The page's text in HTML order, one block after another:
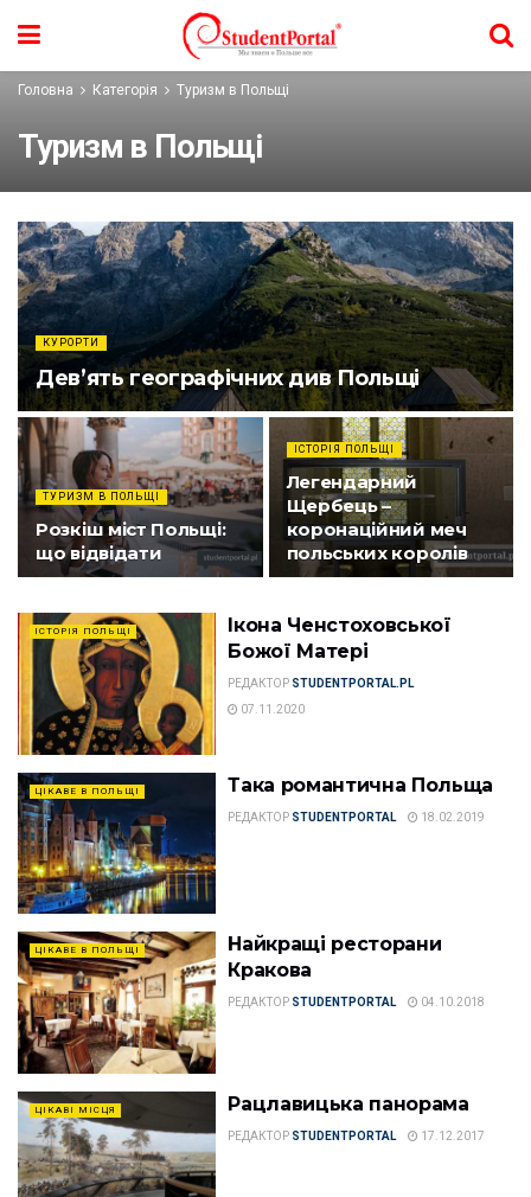
Головна Категорія Туризм в Польщі
Туризм в Польщі
КУРОРТИ
Дев’ять географічних див Польщі
ТУРИЗМ В ПОЛЬЩІ
Розкіш міст Польщі:
що відвідати
ІСТОРІЯ ПОЛЬЩІ
Легендарний
Щербець –
коронаційний меч
польських королів
ІСТОРІЯ ПОЛЬЩІ
Ікона Ченстоховської
Божої Матері
РЕДАКТОР STUDENTPORTAL.PL
07.11.2020
ЦІКАВЕ В ПОЛЬЩІ Така романтична Польща
РЕДАКТОР STUDENTPORTAL 18.02.2019
ЦІКАВЕ В ПОЛЬЩІ
Найкращі ресторани
Кракова
РЕДАКТОР STUDENTPORTAL 04.10.2018
ЦІКАВІ МІСЦЯ Рацлавицька панорама
РЕДАКТОР STUDENTPORTAL 17.12.2017